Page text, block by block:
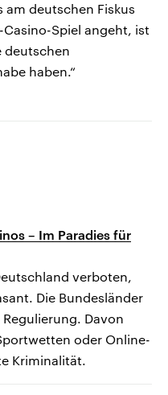
am deutschen Fiskus
Casino-Spiel angeht, ist
deutschen
haben.“
– Im Paradies für
verboten,
Die Bundesländer
Davon
oder Online-
Kriminalität.